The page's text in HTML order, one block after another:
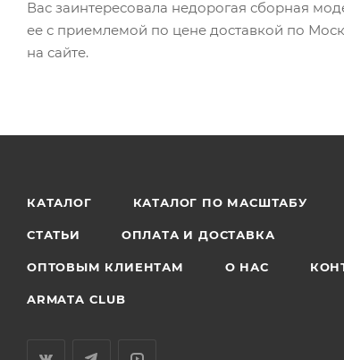
Вас заинтересовала недорогая сборная
ее с приемлемой по цене доставкой по
на сайте.
КАТАЛОГ КАТАЛОГ ПО МАСШТАБУ
СТАТЬИ ОПЛАТА И ДОСТАВКА
ОПТОВЫМ КЛИЕНТАМ О НАС
ARMATA CLUB